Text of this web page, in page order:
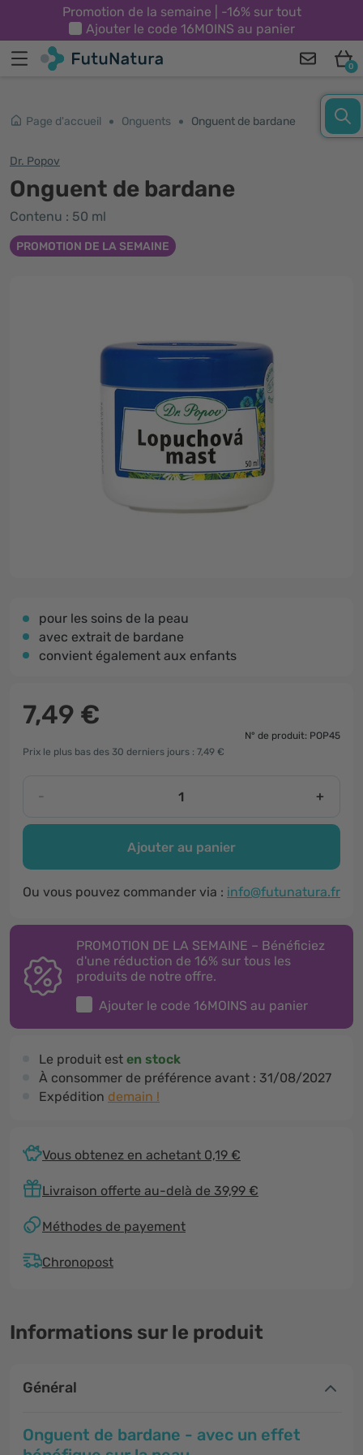
Promotion de la semaine | -16% sur tout
Ajouter le code 16MOINS au panier
0
Page d'accueil Onguents Onguent de bardane
Dr. Popov
Onguent de bardane
Contenu : 50 ml
PROMOTION DE LA SEMAINE
pour les soins de la peau
avec extrait de bardane
convient également aux enfants
7,49 €
N° de produit: POP45
Prix le plus bas des 30 derniers jours : 7,49 €
- +
Ajouter au panier
Ou vous pouvez commander via : info@futunatura.fr
PROMOTION DE LA SEMAINE – Bénéficiez
d'une réduction de 16% sur tous les
produits de notre offre.
Ajouter le code 16MOINS au panier
Le produit est en stock
À consommer de préférence avant : 31/08/2027
Expédition demain !
Vous obtenez en achetant 0,19 €
Livraison offerte au-delà de 39,99 €
Méthodes de payement
Chronopost
Informations sur le produit
Général
Onguent de bardane - avec un effet